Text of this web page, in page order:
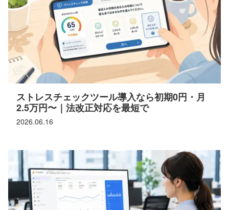
2026.06.16
ストレスチェックツール導入なら初期0円・月
2.5万円〜｜法改正対応を最短で